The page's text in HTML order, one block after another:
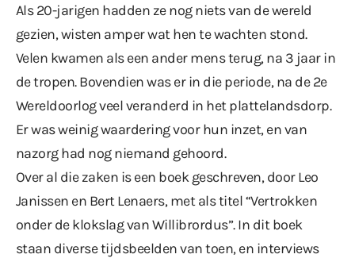
Als 20-jarigen hadden ze nog niets van de wereld
gezien, wisten amper wat hen te wachten stond.
Velen kwamen als een ander mens terug, na 3 jaar in
de tropen. Bovendien was er in die periode, na de 2e
Wereldoorlog veel veranderd in het plattelandsdorp.
Er was weinig waardering voor hun inzet, en van
nazorg had nog niemand gehoord.
Over al die zaken is een boek geschreven, door Leo
Janissen en Bert Lenaers, met als titel “Vertrokken
onder de klokslag van Willibrordus”. In dit boek
staan diverse tijdsbeelden van toen, en interviews